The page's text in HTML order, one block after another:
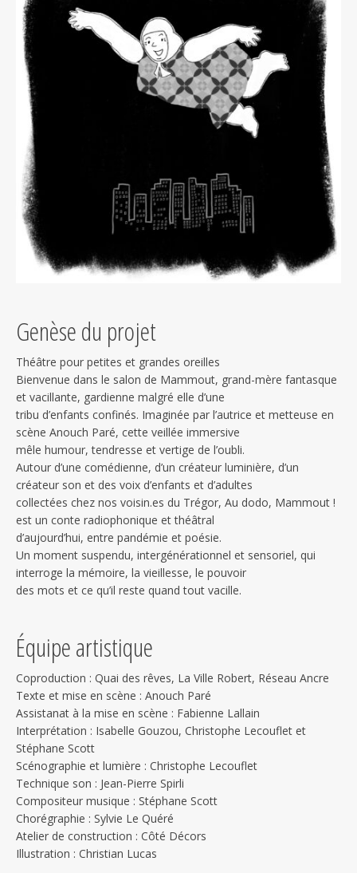
Genèse du projet
Théâtre pour petites et grandes oreilles
Bienvenue dans le salon de Mammout, grand-mère fantasque
et vacillante, gardienne malgré elle d’une
tribu d’enfants confinés. Imaginée par l’autrice et metteuse en
scène Anouch Paré, cette veillée immersive
mêle humour, tendresse et vertige de l’oubli.
Autour d’une comédienne, d’un créateur luminière, d’un
créateur son et des voix d’enfants et d’adultes
collectées chez nos voisin.es du Trégor, Au dodo, Mammout !
est un conte radiophonique et théâtral
d’aujourd’hui, entre pandémie et poésie.
Un moment suspendu, intergénérationnel et sensoriel, qui
interroge la mémoire, la vieillesse, le pouvoir
des mots et ce qu’il reste quand tout vacille.
Équipe artistique
Coproduction : Quai des rêves, La Ville Robert, Réseau Ancre
Texte et mise en scène : Anouch Paré
Assistanat à la mise en scène : Fabienne Lallain
Interprétation : Isabelle Gouzou, Christophe Lecouflet et
Stéphane Scott
Scénographie et lumière : Christophe Lecouflet
Technique son : Jean-Pierre Spirli
Compositeur musique : Stéphane Scott
Chorégraphie : Sylvie Le Quéré
Atelier de construction : Côté Décors
Illustration : Christian Lucas